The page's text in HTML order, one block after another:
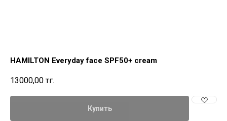
HAMILTON Everyday face SPF50+ cream
13000,00 тг.
Купить